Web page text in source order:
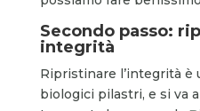
Secondo passo:
integrità
Ripristinare l’integrità
biologici pilastri, e si va